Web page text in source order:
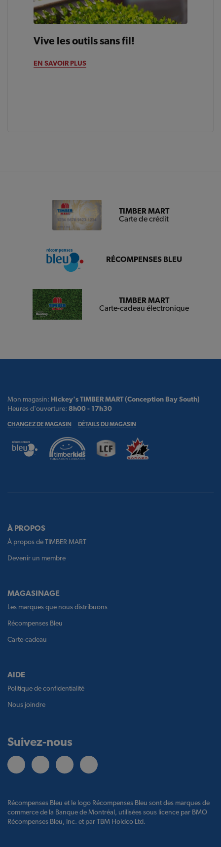
Vive les outils sans fil!
EN SAVOIR PLUS
TIMBER MART
Carte de crédit
RÉCOMPENSES BLEU
TIMBER MART
Carte-cadeau électronique
Mon magasin: Hickey's TIMBER MART (Conception Bay South)
Heures d'ouverture: 8h00 - 17h30
CHANGEZ DE MAGASIN DÉTAILS DU MAGASIN
À PROPOS
À propos de TIMBER MART
Devenir un membre
MAGASINAGE
Les marques que nous distribuons
Récompenses Bleu
Carte-cadeau
AIDE
Politique de confidentialité
Nous joindre
Suivez-nous
Récompenses Bleu et le logo Récompenses Bleu sont des marques de
commerce de la Banque de Montréal, utilisées sous licence par BMO
Récompenses Bleu, Inc. et par TBM Holdco Ltd.